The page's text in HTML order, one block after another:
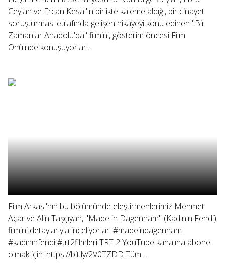
Ceylan ve Ercan Kesal'ın birlikte kaleme aldığı, bir cinayet
soruşturması etrafında gelişen hikayeyi konu edinen "Bir
Zamanlar Anadolu'da" filmini, gösterim öncesi Film
Önü'nde konuşuyorlar....
Film Arkası'nın bu bölümünde eleştirmenlerimiz Mehmet
Açar ve Alin Taşçıyan, "Made in Dagenham" (Kadının Fendi)
filmini detaylarıyla inceliyorlar. #madeindagenham
#kadınınfendi #trt2filmleri TRT 2 YouTube kanalına abone
olmak için: https://bit.ly/2V0TZDD Tüm...